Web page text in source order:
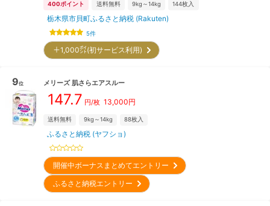
400ポイント 送料無料 9kg～14kg 144枚入
栃木県市貝町ふるさと納税 (Rakuten)
5件
＋1,000㌽(初サービス利用)
9位 メリーズ 肌さらエアスルー
147.7 円/枚 13,000円
送料無料 9kg～14kg 88枚入
ふるさと納税 (ヤフショ)
開催中ボーナスまとめてエントリー
ふるさと納税エントリー